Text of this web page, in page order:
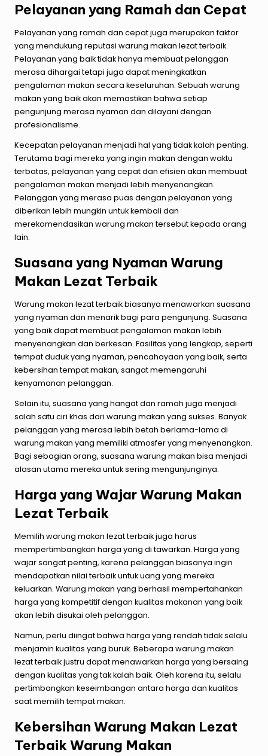
Pelayanan yang Ramah dan Cepat
Pelayanan yang ramah dan cepat juga merupakan faktor
yang mendukung reputasi warung makan lezat terbaik.
Pelayanan yang baik tidak hanya membuat pelanggan
merasa dihargai tetapi juga dapat meningkatkan
pengalaman makan secara keseluruhan. Sebuah warung
makan yang baik akan memastikan bahwa setiap
pengunjung merasa nyaman dan dilayani dengan
profesionalisme.
Kecepatan pelayanan menjadi hal yang tidak kalah penting.
Terutama bagi mereka yang ingin makan dengan waktu
terbatas, pelayanan yang cepat dan efisien akan membuat
pengalaman makan menjadi lebih menyenangkan.
Pelanggan yang merasa puas dengan pelayanan yang
diberikan lebih mungkin untuk kembali dan
merekomendasikan warung makan tersebut kepada orang
lain.
Suasana yang Nyaman Warung
Makan Lezat Terbaik
Warung makan lezat terbaik biasanya menawarkan suasana
yang nyaman dan menarik bagi para pengunjung. Suasana
yang baik dapat membuat pengalaman makan lebih
menyenangkan dan berkesan. Fasilitas yang lengkap, seperti
tempat duduk yang nyaman, pencahayaan yang baik, serta
kebersihan tempat makan, sangat memengaruhi
kenyamanan pelanggan.
Selain itu, suasana yang hangat dan ramah juga menjadi
salah satu ciri khas dari warung makan yang sukses. Banyak
pelanggan yang merasa lebih betah berlama-lama di
warung makan yang memiliki atmosfer yang menyenangkan.
Bagi sebagian orang, suasana warung makan bisa menjadi
alasan utama mereka untuk sering mengunjunginya.
Harga yang Wajar Warung Makan
Lezat Terbaik
Memilih warung makan lezat terbaik juga harus
mempertimbangkan harga yang di tawarkan. Harga yang
wajar sangat penting, karena pelanggan biasanya ingin
mendapatkan nilai terbaik untuk uang yang mereka
keluarkan. Warung makan yang berhasil mempertahankan
harga yang kompetitif dengan kualitas makanan yang baik
akan lebih disukai oleh pelanggan.
Namun, perlu diingat bahwa harga yang rendah tidak selalu
menjamin kualitas yang buruk. Beberapa warung makan
lezat terbaik justru dapat menawarkan harga yang bersaing
dengan kualitas yang tak kalah baik. Oleh karena itu, selalu
pertimbangkan keseimbangan antara harga dan kualitas
saat memilih tempat makan.
Kebersihan Warung Makan Lezat
Terbaik Warung Makan